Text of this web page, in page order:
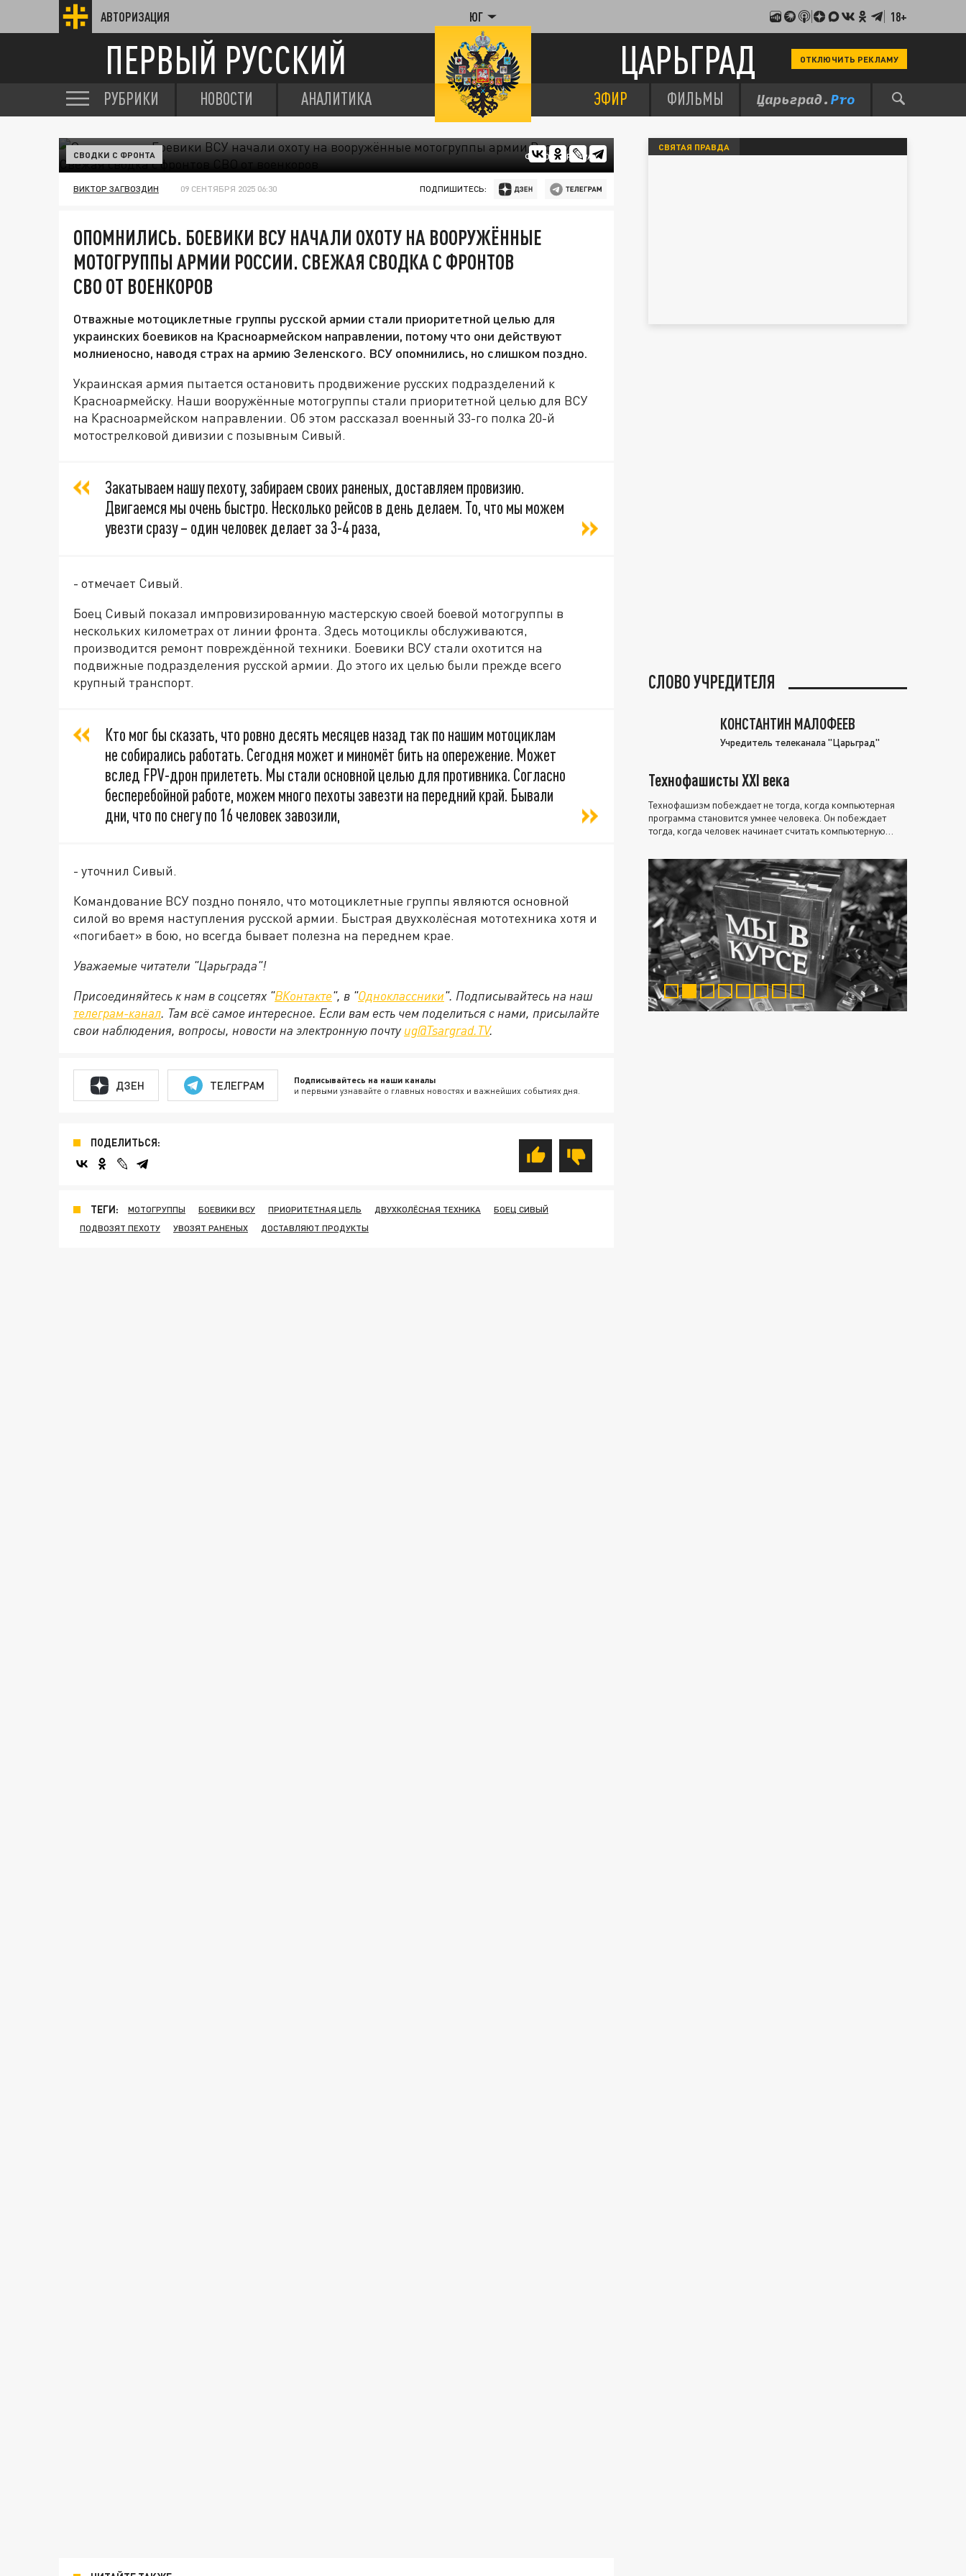
АВТОРИЗАЦИЯ ЮГ 18+
ПЕРВЫЙ РУССКИЙ ЦАРЬГРАД ОТКЛЮЧИТЬ РЕКЛАМУ
РУБРИКИ НОВОСТИ АНАЛИТИКА ЭФИР ФИЛЬМЫ
ФОТО: ЦАРЬГРАД
СВОДКИ С ФРОНТА
ВИКТОР ЗАГВОЗДИН 09 СЕНТЯБРЯ 2025 06:30 ПОДПИШИТЕСЬ:
ОПОМНИЛИСЬ. БОЕВИКИ ВСУ НАЧАЛИ ОХОТУ НА ВООРУЖЁННЫЕ
МОТОГРУППЫ АРМИИ РОССИИ. СВЕЖАЯ СВОДКА С ФРОНТОВ
СВО ОТ ВОЕНКОРОВ
Отважные мотоциклетные группы русской армии стали приоритетной целью для
украинских боевиков на Красноармейском направлении, потому что они действуют
молниеносно, наводя страх на армию Зеленского. ВСУ опомнились, но слишком поздно.
Украинская армия пытается остановить продвижение русских подразделений к
Красноармейску. Наши вооружённые мотогруппы стали приоритетной целью для ВСУ
на Красноармейском направлении. Об этом рассказал военный 33-го полка 20-й
мотострелковой дивизии с позывным Сивый.
Закатываем нашу пехоту, забираем своих раненых, доставляем провизию.
Двигаемся мы очень быстро. Несколько рейсов в день делаем. То, что мы можем
увезти сразу – один человек делает за 3-4 раза,
- отмечает Сивый.
Боец Сивый показал импровизированную мастерскую своей боевой мотогруппы в
нескольких километрах от линии фронта. Здесь мотоциклы обслуживаются,
производится ремонт повреждённой техники. Боевики ВСУ стали охотится на
подвижные подразделения русской армии. До этого их целью были прежде всего
крупный транспорт.
Кто мог бы сказать, что ровно десять месяцев назад так по нашим мотоциклам
не собирались работать. Сегодня может и миномёт бить на опережение. Может
вслед FPV-дрон прилететь. Мы стали основной целью для противника. Согласно
бесперебойной работе, можем много пехоты завезти на передний край. Бывали
дни, что по снегу по 16 человек завозили,
- уточнил Сивый.
Командование ВСУ поздно поняло, что мотоциклетные группы являются основной
силой во время наступления русской армии. Быстрая двухколёсная мототехника хотя и
«погибает» в бою, но всегда бывает полезна на переднем крае.
Уважаемые читатели "Царьграда"!
Присоединяйтесь к нам в соцсетях "ВКонтакте", в "Одноклассники". Подписывайтесь на наш
телеграм-канал. Там всё самое интересное. Если вам есть чем поделиться с нами, присылайте
свои наблюдения, вопросы, новости на электронную почту ug@Tsargrad.TV.
ДЗЕН ТЕЛЕГРАМ Подписывайтесь на наши каналы
и первыми узнавайте о главных новостях и важнейших событиях дня.
ПОДЕЛИТЬСЯ:
ТЕГИ: МОТОГРУППЫ БОЕВИКИ ВСУ ПРИОРИТЕТНАЯ ЦЕЛЬ ДВУХКОЛЁСНАЯ ТЕХНИКА
БОЕЦ СИВЫЙ
ПОДВОЗЯТ ПЕХОТУ
УВОЗЯТ РАНЕНЫХ ДОСТАВЛЯЮТ ПРОДУКТЫ
СВЯТАЯ ПРАВДА
СЛОВО УЧРЕДИТЕЛЯ
КОНСТАНТИН МАЛОФЕЕВ
Учредитель телеканала "Царьград"
Технофашисты XXI века
Технофашизм побеждает не тогда, когда компьютерная
программа становится умнее человека. Он побеждает
тогда, когда человек начинает считать компьютерную